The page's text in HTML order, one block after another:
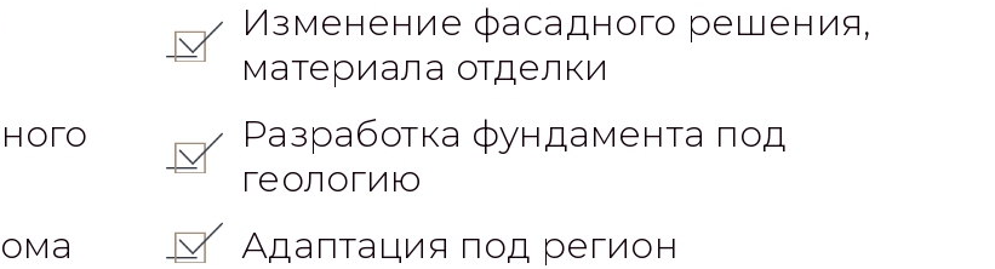
Изменение фасадного решения,
материала отделки
Разработка фундамента под
геологию
Адаптация под регион